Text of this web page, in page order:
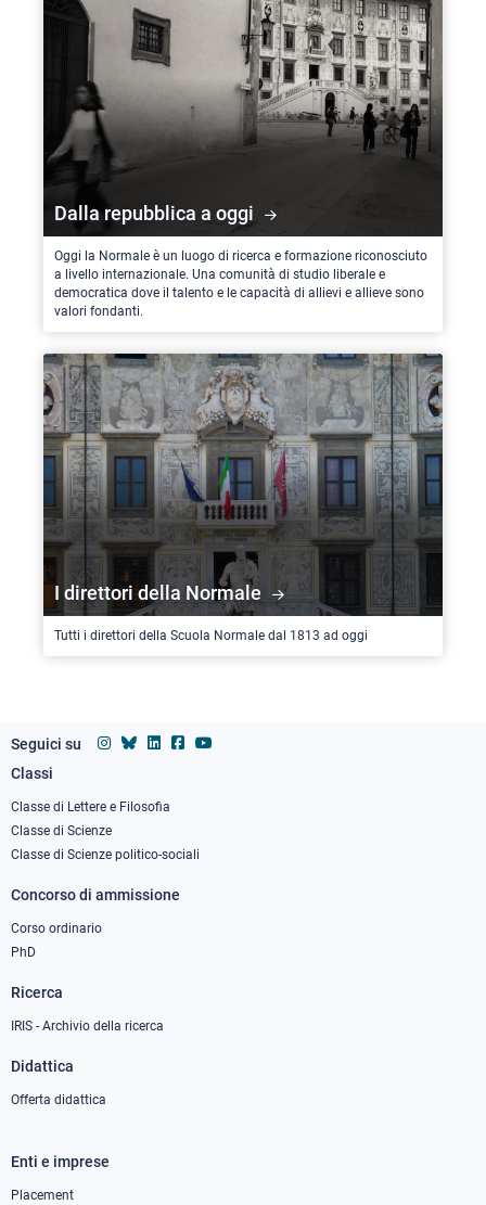
Dalla repubblica a oggi
Oggi la Normale è un luogo di ricerca e formazione riconosciuto
a livello internazionale. Una comunità di studio liberale e
democratica dove il talento e le capacità di allievi e allieve sono
valori fondanti.
I direttori della Normale
Tutti i direttori della Scuola Normale dal 1813 ad oggi
Seguici su
Footer
column
1
Classi
Classe di Lettere e Filosofia
Classe di Scienze
Classe di Scienze politico-sociali
Concorso di ammissione
Corso ordinario
PhD
Ricerca
IRIS - Archivio della ricerca
Didattica
Offerta didattica
Footer
Enti e imprese
Placement